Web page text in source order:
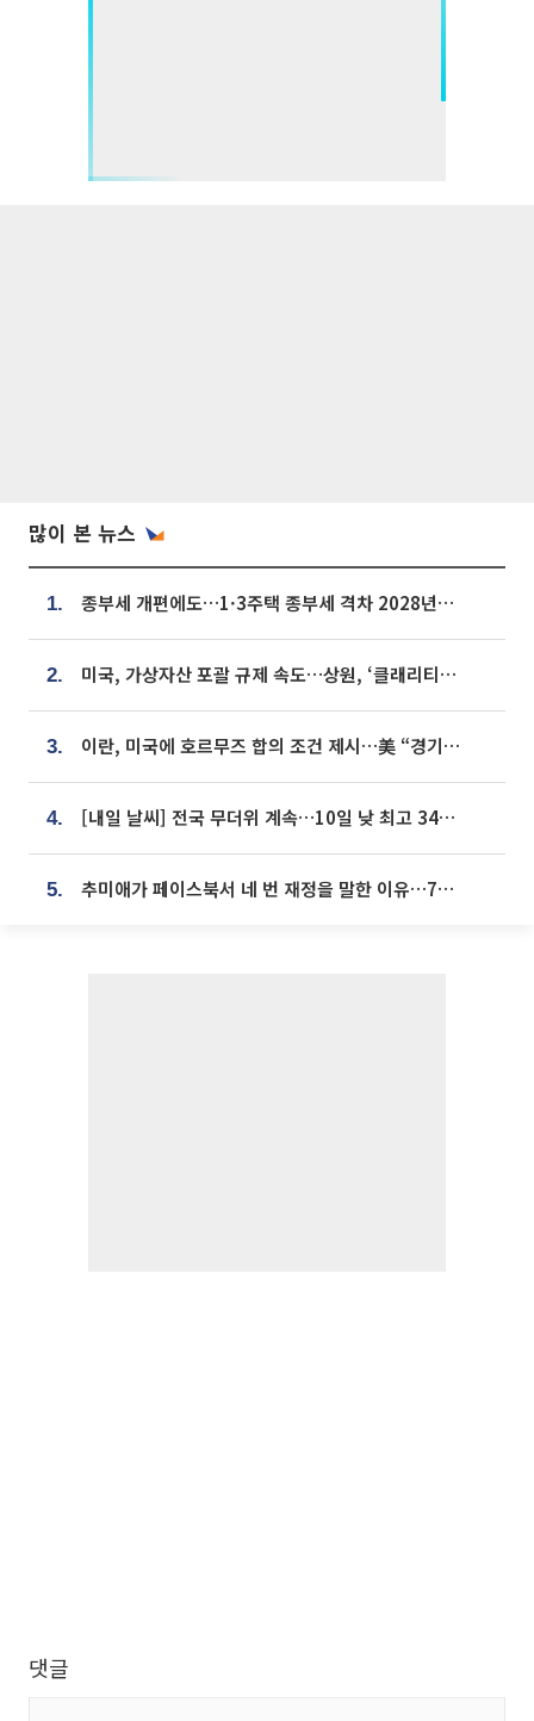
많이 본 뉴스
1. 종부세 개편에도…1·3주택 종부세 격차 2028년부터 확대
2. 미국, 가상자산 포괄 규제 속도…상원, ‘클래리티법’ 9월 절차투표 추진
3. 이란, 미국에 호르무즈 합의 조건 제시…美 “경기 아직 안 끝나” [종합]
4. [내일 날씨] 전국 무더위 계속…10일 낮 최고 34도 육박
5. 추미애가 페이스북서 네 번 재정을 말한 이유…7700억 추경 열쇠는 도의회에
댓글